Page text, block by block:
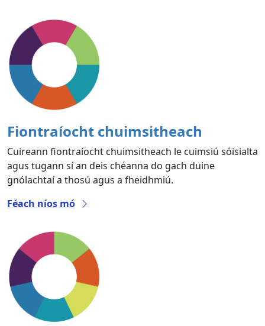
Fiontraíocht chuimsitheach
Cuireann fiontraíocht chuimsitheach le cuimsiú sóisialta
agus tugann sí an deis chéanna do gach duine
gnólachtaí a thosú agus a fheidhmiú.
Féach níos mó